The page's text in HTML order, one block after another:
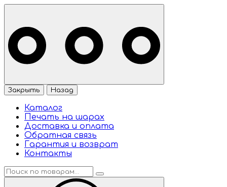
Закрыть Назад
Каталог
Печать на шарах
Доставка и оплата
Обратная связь
Гарантия и возврат
Контакты